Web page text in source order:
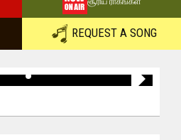
REQUEST A SONG